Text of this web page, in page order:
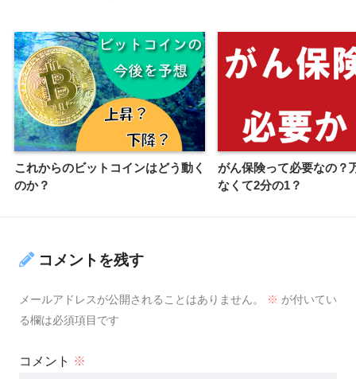
これからのビットコインはどう動く
のか？
がん保険って必要なの？
なくて2分の1？
コメントを残す
メールアドレスが公開されることはありません。 ※ が付いてい
る欄は必須項目です
コメント ※